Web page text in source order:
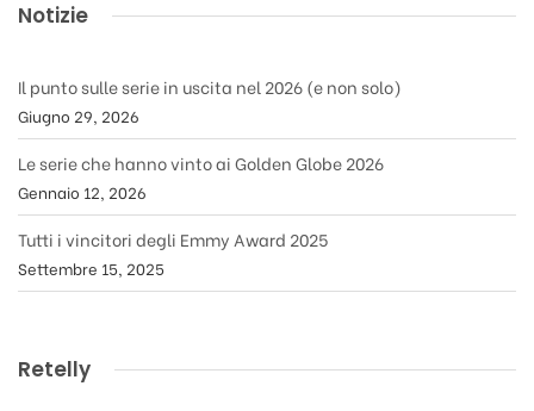
Notizie
Il punto sulle serie in uscita nel 2026 (e non solo)
Giugno 29, 2026
Le serie che hanno vinto ai Golden Globe 2026
Gennaio 12, 2026
Tutti i vincitori degli Emmy Award 2025
Settembre 15, 2025
Retelly